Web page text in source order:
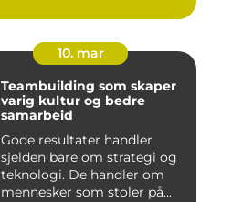
10. mar
Teambuilding som skaper
varig kultur og bedre
samarbeid
Gode resultater handler
sjelden bare om strategi og
teknologi. De handler om
mennesker som stoler på...